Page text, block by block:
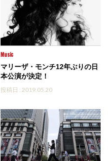
Music
マリーザ・モンチ12年ぶりの日
本公演が決定！
投稿日 : 2019.05.20